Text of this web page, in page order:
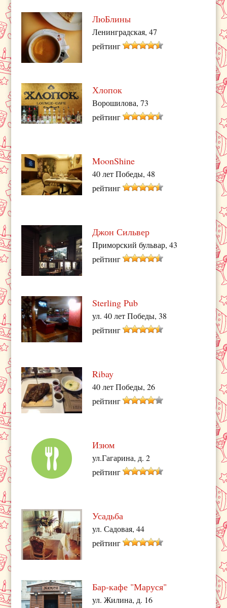
ЛюБлины
Ленинградская, 47
рейтинг
Хлопок
Ворошилова, 73
рейтинг
MoonShine
40 лет Победы, 48
рейтинг
Джон Сильвер
Приморский бульвар, 43
рейтинг
Sterling Pub
ул. 40 лет Победы, 38
рейтинг
Ribay
40 лет Победы, 26
рейтинг
Изюм
ул.Гагарина, д. 2
рейтинг
Усадьба
ул. Садовая, 44
рейтинг
Бар-кафе "Маруся"
ул. Жилина, д. 16